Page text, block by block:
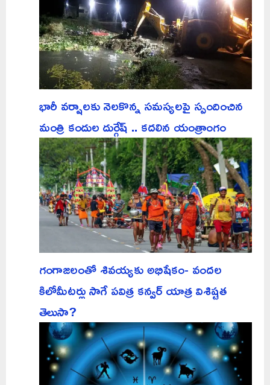
భారీ వర్షాలకు నెలకొన్న సమస్యలపై స్పందించిన
మంత్రి కందుల దుర్గేష్ .. కదలిన యంత్రాంగం
గంగాజలంతో శివయ్యకు అభిషేకం- వందల
కిలోమీటర్లు సాగే పవిత్ర కన్వర్ యాత్ర విశిష్టత
తెలుసా?